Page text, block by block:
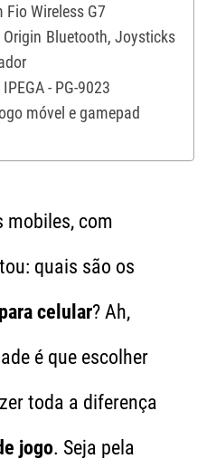
Fio Wireless G7
Origin Bluetooth, Joysticks
- PG-9023
móvel e gamepad
mobiles, com
quais são os
celular? Ah,
é que escolher
toda a diferença
jogo. Seja pela